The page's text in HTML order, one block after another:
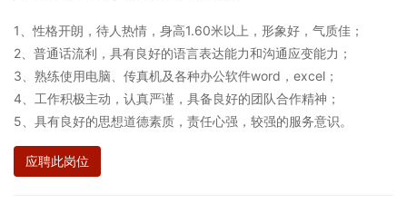
1、性格开朗，待人热情，身高1.60米以上，形象好，气质佳；
2、普通话流利，具有良好的语言表达能力和沟通应变能力；
3、熟练使用电脑、传真机及各种办公软件word，excel；
4、工作积极主动，认真严谨，具备良好的团队合作精神；
5、具有良好的思想道德素质，责任心强，较强的服务意识。
应聘此岗位